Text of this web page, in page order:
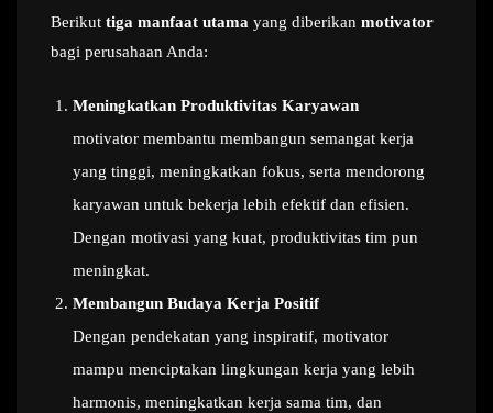
Berikut tiga manfaat utama yang diberikan motivator
bagi perusahaan Anda:
Meningkatkan Produktivitas Karyawan
motivator membantu membangun semangat kerja
yang tinggi, meningkatkan fokus, serta mendorong
karyawan untuk bekerja lebih efektif dan efisien.
Dengan motivasi yang kuat, produktivitas tim pun
meningkat.
Membangun Budaya Kerja Positif
Dengan pendekatan yang inspiratif, motivator
mampu menciptakan lingkungan kerja yang lebih
harmonis, meningkatkan kerja sama tim, dan